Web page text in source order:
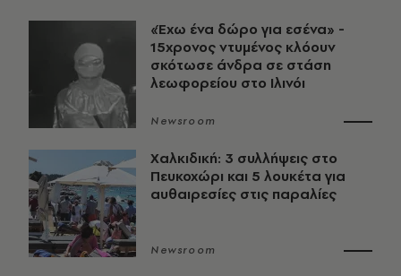
«Έχω ένα δώρο για εσένα» -
15χρονος ντυμένος κλόουν
σκότωσε άνδρα σε στάση
λεωφορείου στο Ιλινόι
Newsroom
Χαλκιδική: 3 συλλήψεις στο
Πευκοχώρι και 5 λουκέτα για
αυθαιρεσίες στις παραλίες
Newsroom